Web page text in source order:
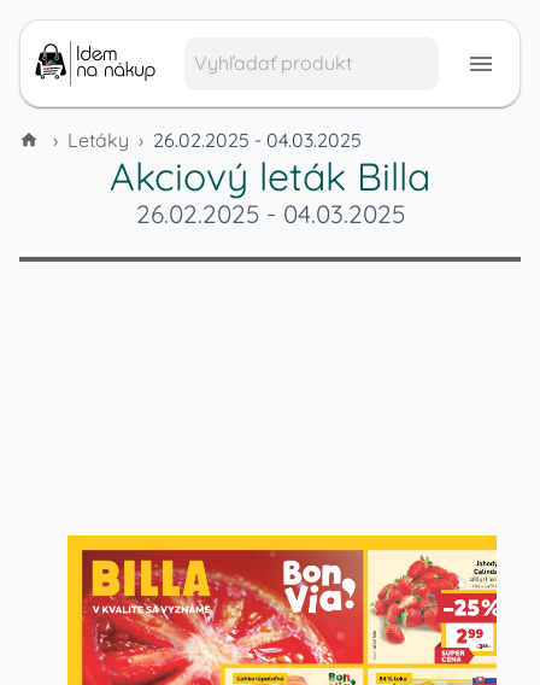
› Letáky › 26.02.2025 - 04.03.2025
Akciový leták Billa
26.02.2025 - 04.03.2025